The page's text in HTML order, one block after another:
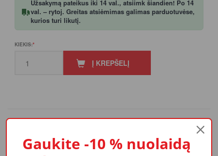
Užsakymą pateikus iki 14 val., atsiimk šiandien! Po 14
val. – rytoj. Greitas atsiėmimas galimas parduotuvėse,
kurios turi likutį.
KIEKIS:
Į KREPŠELĮ
Gaukite -10 % nuolaidą